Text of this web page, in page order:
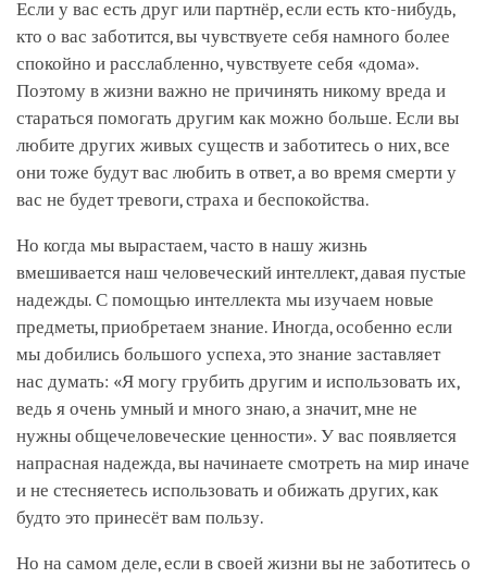
Если у вас есть друг или партнёр, если есть кто-нибудь,
кто о вас заботится, вы чувствуете себя намного более
спокойно и расслабленно, чувствуете себя «дома».
Поэтому в жизни важно не причинять никому вреда и
стараться помогать другим как можно больше. Если вы
любите других живых существ и заботитесь о них, все
они тоже будут вас любить в ответ, а во время смерти у
вас не будет тревоги, страха и беспокойства.
Но когда мы вырастаем, часто в нашу жизнь
вмешивается наш человеческий интеллект, давая пустые
надежды. С помощью интеллекта мы изучаем новые
предметы, приобретаем знание. Иногда, особенно если
мы добились большого успеха, это знание заставляет
нас думать: «Я могу грубить другим и использовать их,
ведь я очень умный и много знаю, а значит, мне не
нужны общечеловеческие ценности». У вас появляется
напрасная надежда, вы начинаете смотреть на мир иначе
и не стесняетесь использовать и обижать других, как
будто это принесёт вам пользу.
Но на самом деле, если в своей жизни вы не заботитесь о